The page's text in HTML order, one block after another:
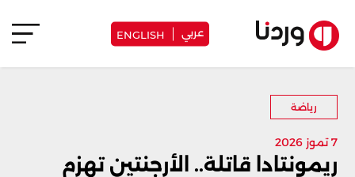
عربي ENGLISH
رياضة
7 تموز 2026
ريمونتادا قاتلة.. الأرجنتين تهزم